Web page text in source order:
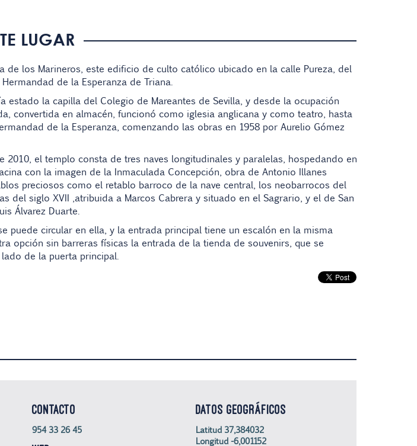
LUGAR
de los Marineros, este edificio de culto católicoubicado en la calle Pureza, del
Hermandad de la Esperanza de Triana.
estado la capilla del Colegio de Mareantes de Sevilla, y desde la ocupación
convertida en almacén, funcionó como iglesia anglicana y como teatro, hasta
de la Esperanza, comenzando las obras en 1958 por Aurelio Gómez
2010, el templo consta de tres naves longitudinales y paralelas, hospedando en
con la imagen de la Inmaculada Concepción, obra de Antonio Illanes
preciosos como el retablo barroco de la nave central, los neobarrocos del
del siglo XVII,atribuida a Marcos Cabreray situado en el Sagrario, y el de San
Álvarez Duarte.
puede circular en ella, y la entrada principal tiene un escalón en la misma
opción sin barreras físicas la entrada de la tienda de souvenirs, que se
de la puerta principal.
CONTACTO
954 33 26 45
DATOS GEOGRÁFICOS
Latitud 37,384032
Longitud -6,001152